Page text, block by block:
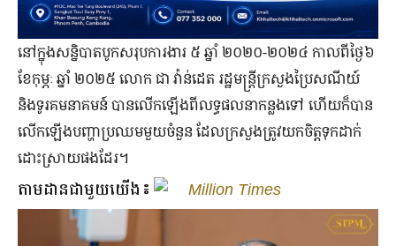
នៅ​ក្នុង​សន្និបាត​បូក​សរុប​ការងារ ៥ ឆ្នាំ ២០២០-២០២៤ កាលពី​ថ្ងៃ៦
ខែកុម្ភៈ ឆ្នាំ ២០២៥ លោក ជា វ៉ាន់ដេត រដ្ឋមន្ត្រី​ក្រសួង​ប្រៃសណីយ៍
និង​ទូរគមនាគមន៍ បាន​លើក​ឡើង​ពី​លទ្ធផល​នា​​កន្លង​ទៅ ហើយ​ក៏​បាន​
លើក​ឡើង​បញ្ហា​ប្រឈម​មួយ​ចំនួន ដែល​ក្រសួង​ត្រូវ​យក​ចិត្ត​ទុក​ដាក់​
ដោះស្រាយ​ផង​ដែរ។
តាមដានជាមួយយើង៖ Million Times